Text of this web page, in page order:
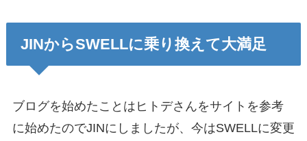
JINからSWELLに乗り換えて大満足
ブログを始めたことはヒトデさんをサイトを参考
に始めたのでJINにしましたが、今はSWELLに変更